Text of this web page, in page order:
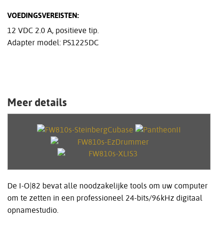
VOEDINGSVEREISTEN:
12 VDC 2.0 A, positieve tip.
Adapter model: PS1225DC
Meer details
De I-O|82 bevat alle noodzakelijke tools om uw computer
om te zetten in een professioneel 24-bits/96kHz digitaal
opnamestudio.